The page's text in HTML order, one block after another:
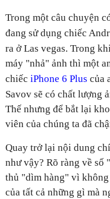
Trong một câu chuyện
đang sử dụng chiếc
ra ở Las vegas. Trong
máy "nhả" ảnh thì một
chiếc iPhone 6 Plus của
Savov sẽ có chất lượng
Thế nhưng để bắt lại
viên của chúng ta đã
Quay trở lại nội dung
như vậy? Rõ ràng về số
thủ "dìm hàng" vì không
của tất cả những gì mà